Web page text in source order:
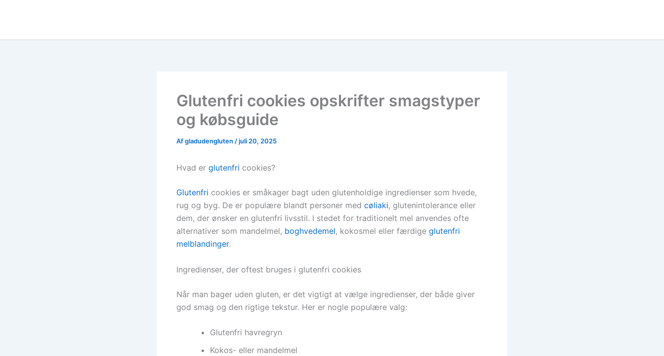
Glutenfri cookies opskrifter smagstyper
og købsguide
Afgladudengluten /juli 20, 2025
Hvad er glutenfri cookies?
Glutenfri cookies er småkager bagt uden glutenholdige ingredienser som hvede,
rug og byg. De er populære blandt personer med cøliaki, glutenintolerance eller
dem, der ønsker en glutenfri livsstil. I stedet for traditionelt mel anvendes ofte
alternativer som mandelmel, boghvedemel, kokosmel eller færdige glutenfri
melblandinger.
Ingredienser, der oftest bruges i glutenfri cookies
Når man bager uden gluten, er det vigtigt at vælge ingredienser, der både giver
god smag og den rigtige tekstur. Her er nogle populære valg:
Glutenfri havregryn
Kokos- eller mandelmel